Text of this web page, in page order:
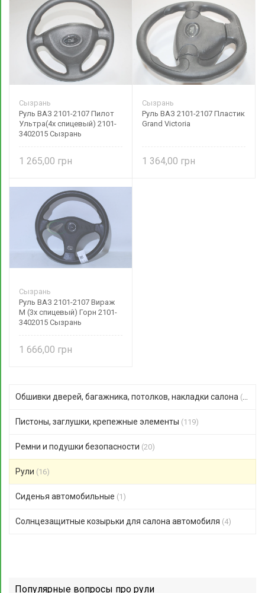
Сызрань
Руль ВАЗ 2101-2107 Пилот
Ультра(4х спицевый) 2101-
3402015 Сызрань
1 265,00
Сызрань
Руль ВАЗ 2101-2107 Пластик
Grand Victoria
1 364,00
Сызрань
Руль ВАЗ 2101-2107 Вираж
М (3х спицевый) Горн 2101-
3402015 Сызрань
1 666,00
Обшивки дверей, багажника, потолков, накладки салона (51)
Пистоны, заглушки, крепежные элементы (119)
Ремни и подушки безопасности (20)
Рули (16)
Сиденья автомобильные (1)
Солнцезащитные козырьки для салона автомобиля (4)
Популярные вопросы про рули